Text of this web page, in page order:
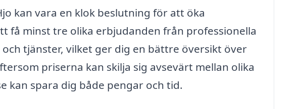
kan vara en klok beslutning för att öka
få minst tre olika erbjudanden från professionella
tjänster, vilket ger dig en bättre översikt över
priserna kan skilja sig avsevärt mellan olika
kan spara dig både pengar och tid.